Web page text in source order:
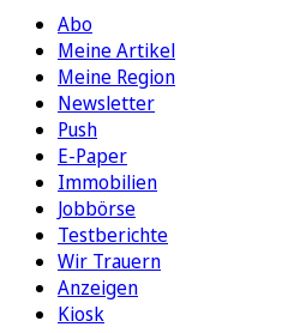
Abo
Meine Artikel
Meine Region
Newsletter
Push
E-Paper
Immobilien
Jobbörse
Testberichte
Wir Trauern
Anzeigen
Kiosk